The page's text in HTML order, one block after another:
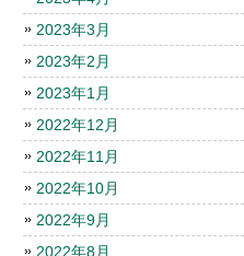
2023年3月
2023年2月
2023年1月
2022年12月
2022年11月
2022年10月
2022年9月
2022年8月